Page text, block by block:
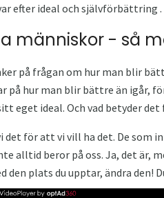
efter ideal och självförbättring
människor - så
på frågan om hur man blir
på hur man blir bättre än igår,
eget ideal. Och vad betyder
det för att vi vill ha det. De
alltid beror på oss. Ja, det är,
den plats du upptar, ändra den!